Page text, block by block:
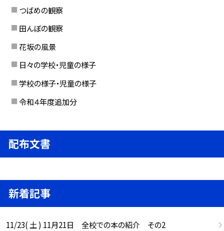
つばめの観察
田んぼの観察
花坂の風景
日々の学校・児童の様子
学校の様子・児童の様子
令和４年度追加分
配布文書
新着記事
11/23( 土 ) 11月21日 全校での本の紹介 その2